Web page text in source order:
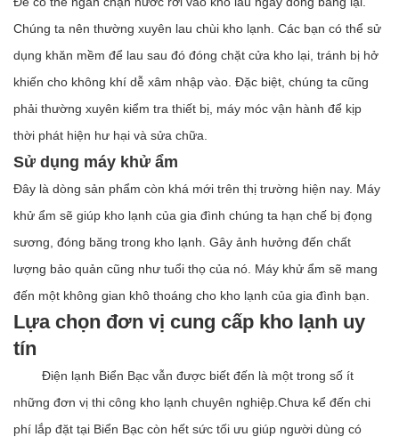
Chúng ta nên thường xuyên lau chùi kho lạnh. Các bạn có thể sử
dụng khăn mềm để lau sau đó đóng chặt cửa kho lại, tránh bị hở
khiến cho không khí dễ xâm nhập vào. Đặc biệt, chúng ta cũng
phải thường xuyên kiểm tra thiết bị, máy móc vận hành để kịp
thời phát hiện hư hại và sửa chữa.
Sử dụng máy khử ẩm
Đây là dòng sản phẩm còn khá mới trên thị trường hiện nay. Máy
khử ẩm sẽ giúp kho lạnh của gia đình chúng ta hạn chế bị đọng
sương, đóng băng trong kho lạnh. Gây ảnh hưởng đến chất
lượng bảo quản cũng như tuổi thọ của nó. Máy khử ẩm sẽ mang
đến một không gian khô thoáng cho kho lạnh của gia đình bạn.
Lựa chọn đơn vị cung cấp kho lạnh uy
tín
Điện lạnh Biển Bạc vẫn được biết đến là một trong số ít
những đơn vị thi công kho lạnh chuyên nghiệp.Chưa kể đến chi
phí lắp đặt tại Biển Bạc còn hết sức tối ưu giúp người dùng có